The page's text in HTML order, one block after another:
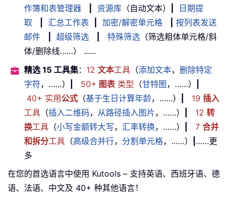
作簿和表管理器
资源库 （自动文本）
日期提
取
汇总工作表 加密/解密单元格
按列表发送
邮件
超级筛选 特殊筛选 （筛选粗体单元格/斜
体/删除线……） ......
精选 15 工具集： 12 文本工具 （添加文本， 删除特定
字符，……） 50+ 图表类型 （甘特图 ，……）
40+ 实用公式 （基于生日计算年龄，……） 19 插入
工具 （插入二维码， 从路径插入图片，……） 12 转
换工具 （小写金额转大写， 汇率转换，……） 7 合并
和拆分工具 （高级合并行， 分割单元格，……）
……更
多
在您的首选语言中使用 Kutools – 支持英语、西班牙语、德
语、法语、中文及 40+ 种其他语言！